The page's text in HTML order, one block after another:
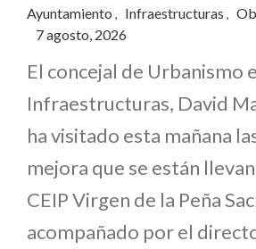
Ayuntamiento , Infraestructuras ,
7 agosto, 2026
El concejal de Urbanismo e
Infraestructuras, David
ha visitado esta mañana
mejora que se están
CEIP Virgen de la Peña
acompañado por el